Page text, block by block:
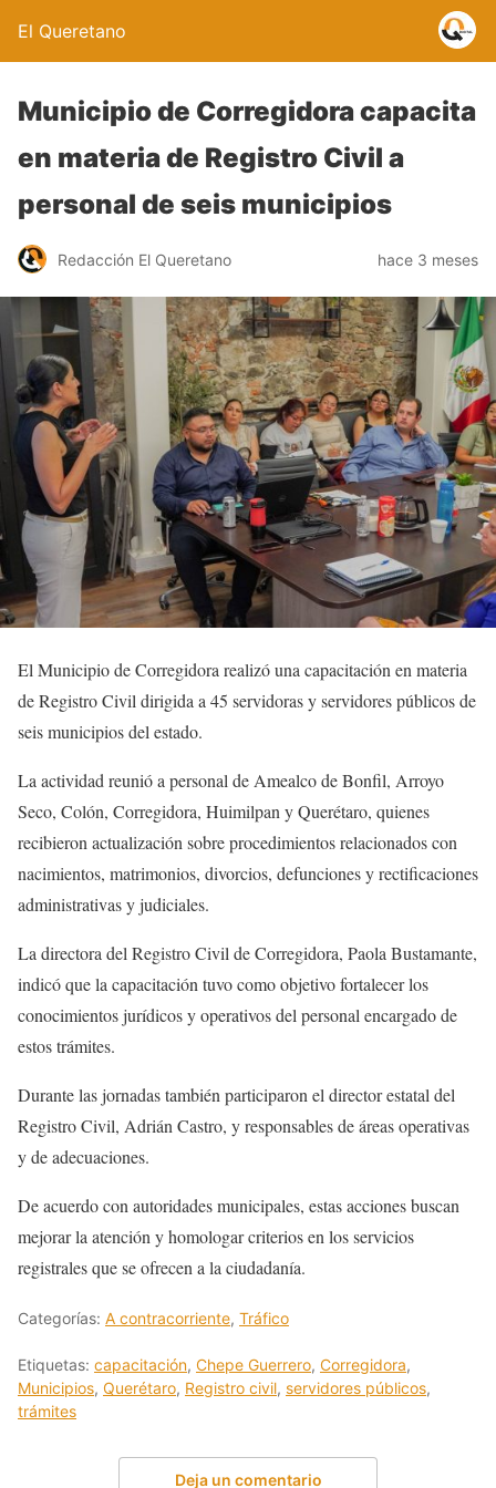
El Queretano
Municipio de Corregidora capacita
en materia de Registro Civil a
personal de seis municipios
Redacción El Queretano hace 3 meses
El Municipio de Corregidora realizó una capacitación en materia
de Registro Civil dirigida a 45 servidoras y servidores públicos de
seis municipios del estado.
La actividad reunió a personal de Amealco de Bonfil, Arroyo
Seco, Colón, Corregidora, Huimilpan y Querétaro, quienes
recibieron actualización sobre procedimientos relacionados con
nacimientos, matrimonios, divorcios, defunciones y rectificaciones
administrativas y judiciales.
La directora del Registro Civil de Corregidora, Paola Bustamante,
indicó que la capacitación tuvo como objetivo fortalecer los
conocimientos jurídicos y operativos del personal encargado de
estos trámites.
Durante las jornadas también participaron el director estatal del
Registro Civil, Adrián Castro, y responsables de áreas operativas
y de adecuaciones.
De acuerdo con autoridades municipales, estas acciones buscan
mejorar la atención y homologar criterios en los servicios
registrales que se ofrecen a la ciudadanía.
Categorías: A contracorriente, Tráfico
Etiquetas: capacitación, Chepe Guerrero, Corregidora,
Municipios, Querétaro, Registro civil, servidores públicos,
trámites
Deja un comentario